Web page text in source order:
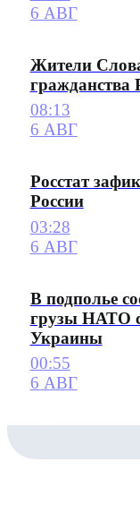
6 АВГ
Жители
гражданства
08:13
6 АВГ
Росстат
России
03:28
6 АВГ
В подполье
грузы НАТО
Украины
00:55
6 АВГ